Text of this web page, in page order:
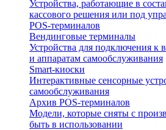
Устройства, работающие в
кассового решения или под
POS-терминалов
Вендинговые терминалы
Устройства для подключения к
и аппаратам самообслуживания
Smart-киоски
Интерактивные сенсорные
самообслуживания
Архив POS-терминалов
Модели, которые сняты с
быть в использовании